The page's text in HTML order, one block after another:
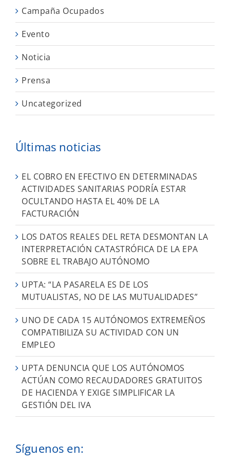
Campaña Ocupados
Evento
Noticia
Prensa
Uncategorized
Últimas noticias
EL COBRO EN EFECTIVO EN DETERMINADAS
ACTIVIDADES SANITARIAS PODRÍA ESTAR
OCULTANDO HASTA EL 40% DE LA
FACTURACIÓN
LOS DATOS REALES DEL RETA DESMONTAN LA
INTERPRETACIÓN CATASTRÓFICA DE LA EPA
SOBRE EL TRABAJO AUTÓNOMO
UPTA: “LA PASARELA ES DE LOS
MUTUALISTAS, NO DE LAS MUTUALIDADES”
UNO DE CADA 15 AUTÓNOMOS EXTREMEÑOS
COMPATIBILIZA SU ACTIVIDAD CON UN
EMPLEO
UPTA DENUNCIA QUE LOS AUTÓNOMOS
ACTÚAN COMO RECAUDADORES GRATUITOS
DE HACIENDA Y EXIGE SIMPLIFICAR LA
GESTIÓN DEL IVA
Síguenos en: